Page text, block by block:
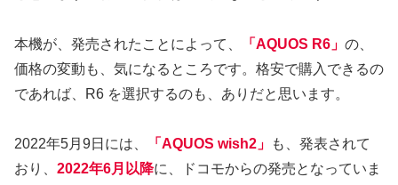
本機が、発売されたことによって、 「AQUOS R6」 の、
価格の変動も、気になるところです。格安で購入できるの
であれば、R6 を選択するのも、ありだと思います。
2022年5月9日には、 「AQUOS wish2」
も、発表されて
おり、 2022年6月以降に、ドコモからの発売となっていま